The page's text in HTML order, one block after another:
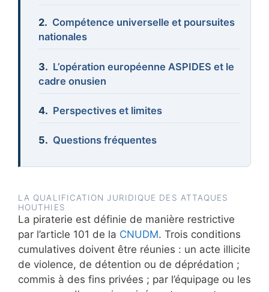
Compétence universelle et poursuites
nationales
L’opération européenne ASPIDES et le
cadre onusien
Perspectives et limites
Questions fréquentes
LA QUALIFICATION JURIDIQUE DES ATTAQUES
HOUTHIES
La piraterie est définie de manière restrictive
par l’article 101 de la CNUDM. Trois conditions
cumulatives doivent être réunies : un acte illicite
de violence, de détention ou de déprédation ;
commis à des fins privées ; par l’équipage ou les